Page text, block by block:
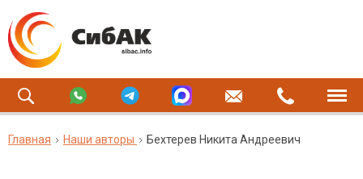
Главная Наши авторы Бехтерев Никита Андреевич